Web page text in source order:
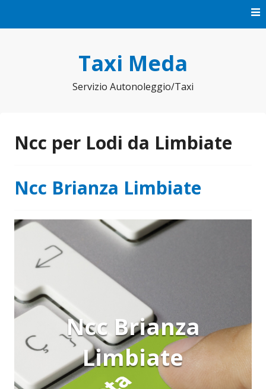
Taxi Meda
Servizio Autonoleggio/Taxi
Ncc per Lodi da Limbiate
Ncc Brianza Limbiate
Ncc Brianza
Limbiate